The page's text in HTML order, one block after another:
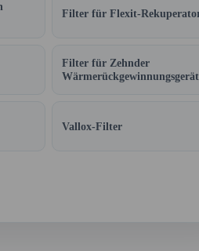
Filter für Flexit-
Filter für Zehnder
Vallox-Filter